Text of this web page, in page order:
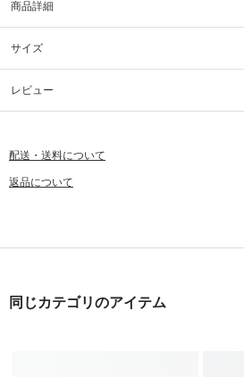
商品詳細
サイズ
レビュー
配送・送料について
返品について
同じカテゴリのアイテム